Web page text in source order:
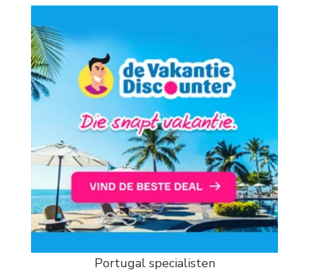
Portugal specialisten